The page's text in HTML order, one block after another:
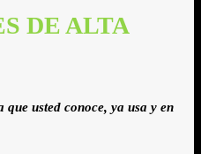
DE ALTA
que usted conoce, ya usa y en